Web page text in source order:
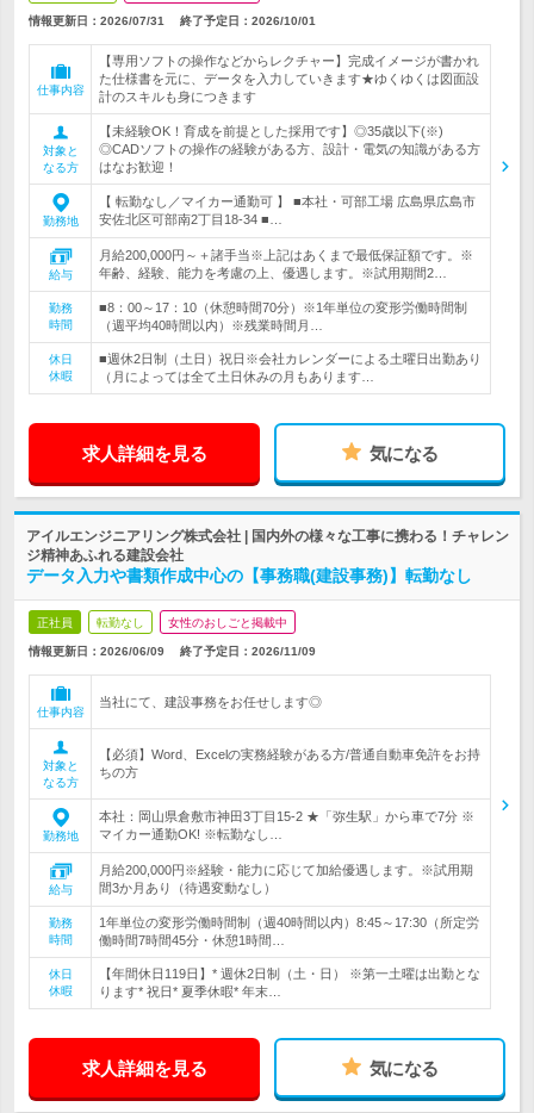
情報更新日：2026/07/31 終了予定日： 2026/10/01
仕事内容
【専用ソフトの操作などからレクチャー】完成イメージが書かれ
た仕様書を元に、データを入力していきます★ゆくゆくは図面設
計のスキルも身につきます
対象と
なる方
【未経験OK！育成を前提とした採用です】◎35歳以下(※)
◎CADソフトの操作の経験がある方、設計・電気の知識がある方
はなお歓迎！
勤務地
【 転勤なし／マイカー通勤可 】 ■本社・可部工場 広島県広島市
安佐北区可部南2丁目18-34 ■…
給与
月給200,000円～＋諸手当※上記はあくまで最低保証額です。※
年齢、経験、能力を考慮の上、優遇します。※試用期間2…
勤務
時間
■8：00～17：10（休憩時間70分）※1年単位の変形労働時間制
（週平均40時間以内）※残業時間月…
休日
休暇
■週休2日制（土日）祝日※会社カレンダーによる土曜日出勤あり
（月によっては全て土日休みの月もあります…
求人詳細を見る 気になる
アイルエンジニアリング株式会社 | 国内外の様々な工事に携わる！チャレン
ジ精神あふれる建設会社
データ入力や書類作成中心の【事務職(建設事務)】転勤なし
正社員 転勤なし 女性のおしごと掲載中
情報更新日：2026/06/09 終了予定日： 2026/11/09
仕事内容
当社にて、建設事務をお任せします◎
対象と
なる方
【必須】Word、Excelの実務経験がある方/普通自動車免許をお持
ちの方
勤務地
本社：岡山県倉敷市神田3丁目15-2 ★「弥生駅」から車で7分 ※
マイカー通勤OK! ※転勤なし…
給与
月給200,000円※経験・能力に応じて加給優遇します。※試用期
間3か月あり（待遇変動なし）
勤務
時間
1年単位の変形労働時間制（週40時間以内）8:45～17:30（所定労
働時間7時間45分・休憩1時間…
休日
休暇
【年間休日119日】* 週休2日制（土・日） ※第一土曜は出勤とな
ります* 祝日* 夏季休暇* 年末…
求人詳細を見る 気になる